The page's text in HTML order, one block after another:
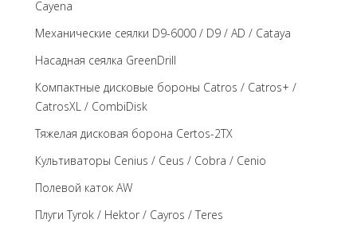
Cayena
Механические сеялки D9-6000 / D9 / AD / Cataya
Насадная сеялка GreenDrill
Компактные дисковые бороны Catros / Catros+ /
CatrosXL / CombiDisk
Тяжелая дисковая борона Certos-2TX
Культиваторы Cenius / Ceus / Cobra / Cenio
Полевой каток AW
Плуги Tyrok / Hektor / Cayros / Teres